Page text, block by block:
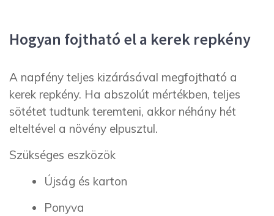
Hogyan fojtható el a kerek repkény
A napfény teljes kizárásával megfojtható a
kerek repkény. Ha abszolút mértékben, teljes
sötétet tudtunk teremteni, akkor néhány hét
elteltével a növény elpusztul.
Szükséges eszközök
Újság és karton
Ponyva